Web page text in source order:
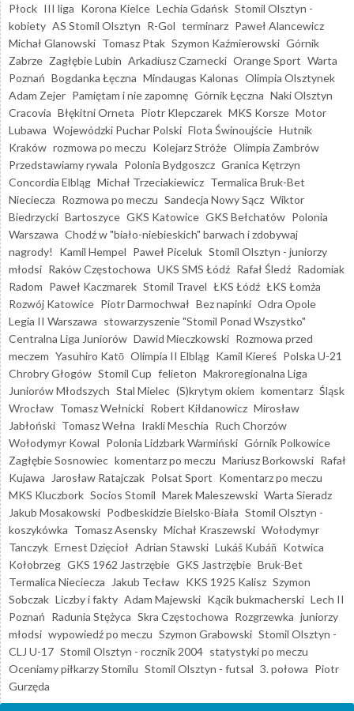
Płock III liga Korona Kielce Lechia Gdańsk Stomil Olsztyn -
kobiety AS Stomil Olsztyn R-Gol terminarz Paweł Alancewicz
Michał Glanowski Tomasz Ptak Szymon Kaźmierowski Górnik
Zabrze Zagłębie Lubin Arkadiusz Czarnecki Orange Sport Warta
Poznań Bogdanka Łęczna Mindaugas Kalonas Olimpia Olsztynek
Adam Zejer Pamiętam i nie zapomnę Górnik Łęczna Naki Olsztyn
Cracovia Błękitni Orneta Piotr Klepczarek MKS Korsze Motor
Lubawa Wojewódzki Puchar Polski Flota Świnoujście Hutnik
Kraków rozmowa po meczu Kolejarz Stróże Olimpia Zambrów
Przedstawiamy rywala Polonia Bydgoszcz Granica Kętrzyn
Concordia Elbląg Michał Trzeciakiewicz Termalica Bruk-Bet
Nieciecza Rozmowa po meczu Sandecja Nowy Sącz Wiktor
Biedrzycki Bartoszyce GKS Katowice GKS Bełchatów Polonia
Warszawa Chodź w "biało-niebieskich" barwach i zdobywaj
nagrody!
Kamil Hempel Paweł Piceluk Stomil Olsztyn - juniorzy
młodsi Raków Częstochowa UKS SMS Łódź Rafał Śledź Radomiak
Radom Paweł Kaczmarek Stomil Travel ŁKS Łódź ŁKS Łomża
Rozwój Katowice Piotr Darmochwał Bez napinki Odra Opole
Legia II Warszawa stowarzyszenie "Stomil Ponad Wszystko"
Centralna Liga Juniorów Dawid Mieczkowski Rozmowa przed
meczem Yasuhiro Katō Olimpia II Elbląg Kamil Kiereś Polska U-21
Chrobry Głogów Stomil Cup felieton Makroregionalna Liga
Juniorów Młodszych Stal Mielec (S)krytym okiem komentarz Śląsk
Wrocław Tomasz Wełnicki Robert Kiłdanowicz Mirosław
Jabłoński Tomasz Wełna Irakli Meschia Ruch Chorzów
Wołodymyr Kowal Polonia Lidzbark Warmiński Górnik Polkowice
Zagłębie Sosnowiec komentarz po meczu Mariusz Borkowski Rafał
Kujawa
Jarosław Ratajczak Polsat Sport Komentarz po meczu
MKS Kluczbork Socios Stomil Marek Maleszewski Warta Sieradz
Jakub Mosakowski Podbeskidzie Bielsko-Biała Stomil Olsztyn -
koszykówka Tomasz Asensky Michał Kraszewski Wołodymyr
Tanczyk Ernest Dzięcioł Adrian Stawski Lukáš Kubáň Kotwica
Kołobrzeg GKS 1962 Jastrzębie GKS Jastrzębie Bruk-Bet
Termalica Nieciecza
Jakub Tecław KKS 1925 Kalisz Szymon
Sobczak Liczby i fakty Adam Majewski Kącik bukmacherski Lech II
Poznań Radunia Stężyca Skra Częstochowa Rozgrzewka juniorzy
młodsi wypowiedź po meczu Szymon Grabowski Stomil Olsztyn -
CLJ U-17 Stomil Olsztyn - rocznik 2004 statystyki po meczu
Oceniamy piłkarzy Stomilu Stomil Olsztyn - futsal 3. połowa Piotr
Gurzęda